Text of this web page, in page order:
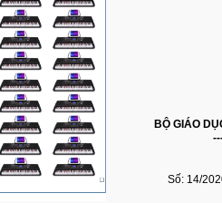
BỘ GIÁO
Số: 14/